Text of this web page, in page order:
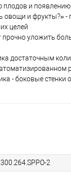
плодов и
овощи и
целей
уложить
достаточным
- боковые
2